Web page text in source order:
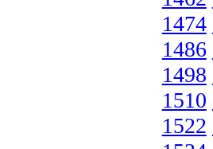
1474
1486
1498
1510
1522